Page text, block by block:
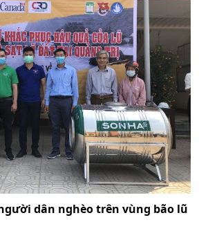
dân nghèo trên vùng bão lũ